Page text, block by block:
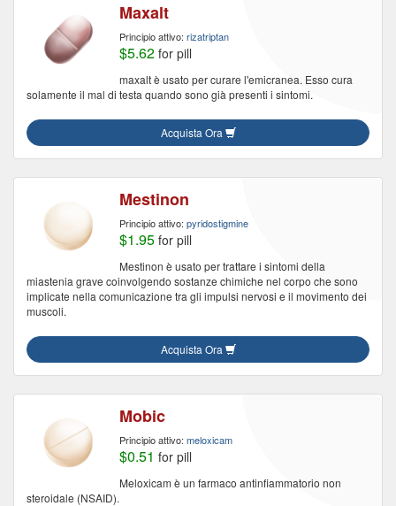
Maxalt
Principio attivo: rizatriptan
$5.62 for pill
maxalt è usato per curare l'emicranea. Esso cura
solamente il mal di testa quando sono già presenti i sintomi.
Acquista Ora
Mestinon
Principio attivo: pyridostigmine
$1.95 for pill
Mestinon è usato per trattare i sintomi della
miastenia grave coinvolgendo sostanze chimiche nel corpo che sono
implicate nella comunicazione tra gli impulsi nervosi e il movimento dei
muscoli.
Acquista Ora
Mobic
Principio attivo: meloxicam
$0.51 for pill
Meloxicam è un farmaco antinfiammatorio non
steroidale (NSAID).